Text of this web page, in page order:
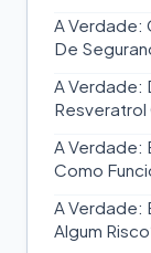
A Verdade:
De
A Verdade:
Resveratrol
A Verdade:
Como
A Verdade:
Algum